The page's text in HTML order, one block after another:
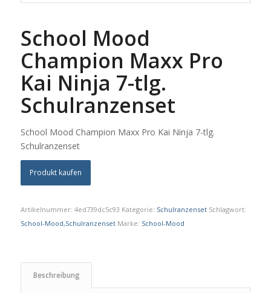
School Mood
Champion Maxx Pro
Kai Ninja 7-tlg.
Schulranzenset
School Mood Champion Maxx Pro Kai Ninja 7-tlg.
Schulranzenset
Produkt kaufen
Artikelnummer: 4ed739dc5c93 Kategorie: Schulranzenset Schlagwort:
School-Mood,Schulranzenset Marke: School-Mood
Beschreibung